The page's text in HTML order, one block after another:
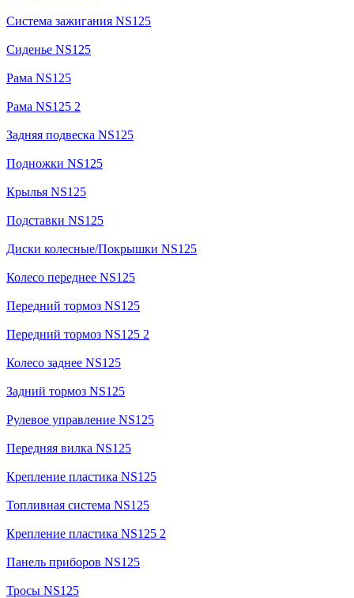
Система зажигания NS125
Сиденье NS125
Рама NS125
Рама NS125 2
Задняя подвеска NS125
Подножки NS125
Крылья NS125
Подставки NS125
Диски колесные/Покрышки NS125
Колесо переднее NS125
Передний тормоз NS125
Передний тормоз NS125 2
Колесо заднее NS125
Задний тормоз NS125
Рулевое управление NS125
Передняя вилка NS125
Крепление пластика NS125
Топливная система NS125
Крепление пластика NS125 2
Панель приборов NS125
Тросы NS125